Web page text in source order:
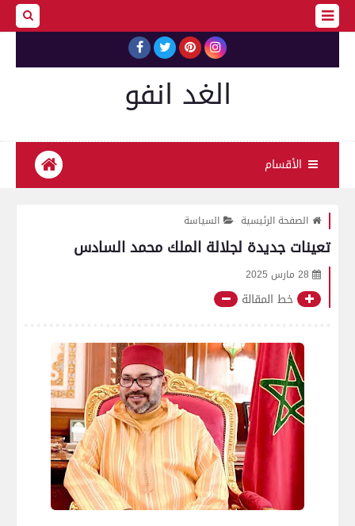
الغد انفو
الأقسام
الصفحة الرئيسية السياسة
تعينات جديدة لجلالة الملك محمد السادس
28 مارس 2025
خط المقالة